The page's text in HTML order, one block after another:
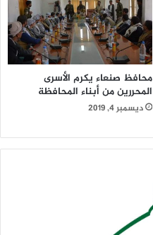
محافظ صنعاء يكرم الأسرى
المحررين من أبناء المحافظة
ديسمبر 4, 2019